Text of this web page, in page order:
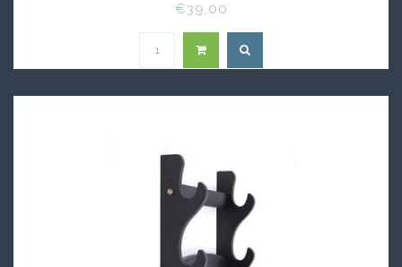
€39,00